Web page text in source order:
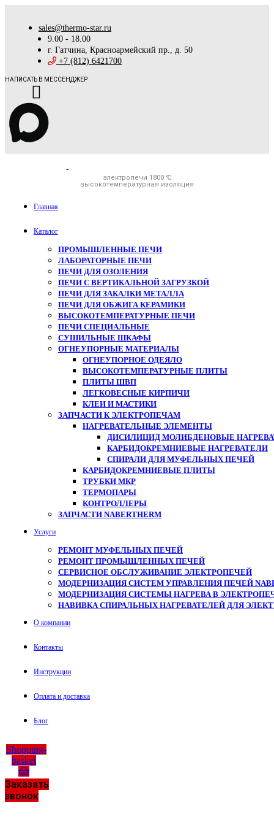
sales@thermo-star.ru
9.00 - 18.00
г. Гатчина, Красноармейский пр., д. 50
+7 (812) 6421700
НАПИСАТЬ В МЕССЕНДЖЕР
электропечи 1800 ℃
высокотемпературная изоляция
Главная
Каталог
ПРОМЫШЛЕННЫЕ ПЕЧИ
ЛАБОРАТОРНЫЕ ПЕЧИ
ПЕЧИ ДЛЯ ОЗОЛЕНИЯ
ПЕЧИ С ВЕРТИКАЛЬНОЙ ЗАГРУЗКОЙ
ПЕЧИ ДЛЯ ЗАКАЛКИ МЕТАЛЛА
ПЕЧИ ДЛЯ ОБЖИГА КЕРАМИКИ
ВЫСОКОТЕМПЕРАТУРНЫЕ ПЕЧИ
ПЕЧИ СПЕЦИАЛЬНЫЕ
СУШИЛЬНЫЕ ШКАФЫ
ОГНЕУПОРНЫЕ МАТЕРИАЛЫ
ОГНЕУПОРНОЕ ОДЕЯЛО
ВЫСОКОТЕМПЕРАТУРНЫЕ ПЛИТЫ
ПЛИТЫ ШВП
ЛЕГКОВЕСНЫЕ КИРПИЧИ
КЛЕИ И МАСТИКИ
ЗАПЧАСТИ К ЭЛЕКТРОПЕЧАМ
НАГРЕВАТЕЛЬНЫЕ ЭЛЕМЕНТЫ
ДИСИЛИЦИД МОЛИБДЕНОВЫЕ
КАРБИДОКРЕМНИЕВЫЕ НАГРЕВАТЕЛИ
СПИРАЛИ ДЛЯ МУФЕЛЬНЫХ ПЕЧЕЙ
КАРБИДОКРЕМНИЕВЫЕ ПЛИТЫ
ТРУБКИ МКР
ТЕРМОПАРЫ
КОНТРОЛЛЕРЫ
ЗАПЧАСТИ NABERTHERM
Услуги
РЕМОНТ МУФЕЛЬНЫХ ПЕЧЕЙ
РЕМОНТ ПРОМЫШЛЕННЫХ ПЕЧЕЙ
СЕРВИСНОЕ ОБСЛУЖИВАНИЕ ЭЛЕКТРОПЕЧЕЙ
МОДЕРНИЗАЦИЯ СИСТЕМ УПРАВЛЕНИЯ ПЕЧЕЙ
МОДЕРНИЗАЦИЯ СИСТЕМЫ НАГРЕВА В
НАВИВКА СПИРАЛЬНЫХ НАГРЕВАТЕЛЕЙ ДЛЯ
О компании
Контакты
Инструкции
Оплата и доставка
Блог
Shopping-
basket
Заказать
звонок